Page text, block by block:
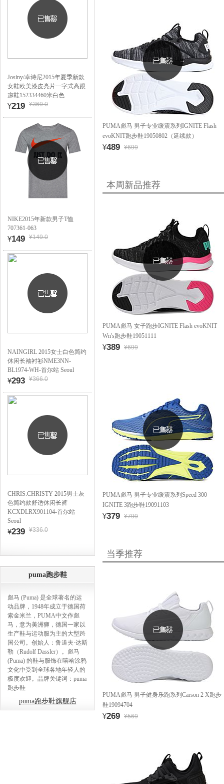
Josiny/卓诗尼2015年夏季新款
女鞋欧美漆皮亮片一字式高跟
凉鞋152334460米白色
¥219 ¥369.0
NIKE2015年新款男子T恤
707361-063
¥149 ¥149.0
NAINGIRL 2015女士白色简约
休闲长袖衬衫NME3NN-
BL1974-WH-首尔站 Seoul
¥293 ¥366.0
CHRIS.CHRISTY 2015男士灰
色简约款舒适休闲长裤
KCXDLRX901104-首尔站
Seoul
¥239 ¥336.0
puma跑步鞋
彪马 (Puma) 是全球著名的运
动品牌，1948年成立于德国荷
索金米兰，PUMA中文作彪
马，意为美洲狮，德国一家以
生产鞋与运动服为主的大型跨
国公司。创始人：鲁道夫·达斯
勒（Rudolf Dassler）。彪马
(Puma) 的鞋与服饰在嘻哈涂鸦
文化中受到全球各地年轻人的
极度欢迎。品牌关键词：puma
跑步鞋
puma跑步鞋旗舰店
PUMA彪马 男子专业缓震系列IGNITE Flash
evoKNIT跑步鞋19050802（延续款）
¥489 ¥699
本周新品推荐
PUMA彪马 女子跑步IGNITE Flash evoKNIT
Wn's跑步鞋19051111
¥389 ¥699
PUMA彪马 男子专业缓震系列Speed 300
IGNITE 3跑步鞋19091103
¥379 ¥799
当季推荐
PUMA彪马 男子健身乐跑系列Carson 2 X跑步
鞋19094704
¥269 ¥569